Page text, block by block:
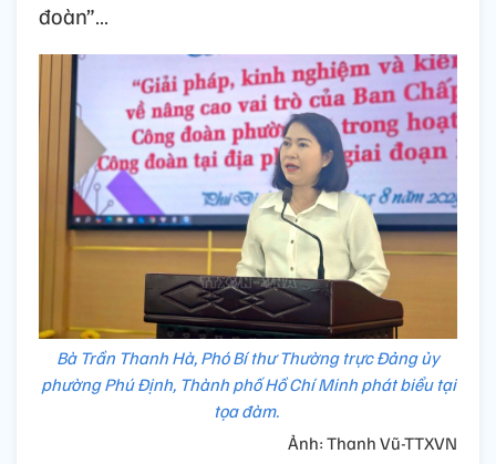
đoàn”…
Bà Trần Thanh Hà, Phó Bí thư Thường trực Đảng ủy
phường Phú Định, Thành phố Hồ Chí Minh phát biểu tại
tọa đàm.
Ảnh: Thanh Vũ-TTXVN